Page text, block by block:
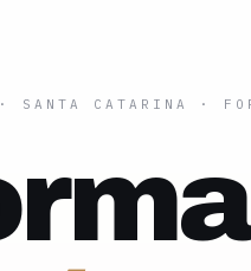
SANTA CATARINA ·